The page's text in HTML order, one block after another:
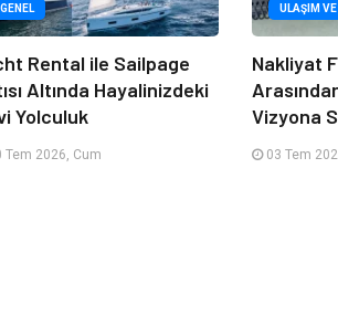
GENEL
Rental ile Sailpage
Altında Hayalinizdeki
Yolculuk
2026, Cum
ULAŞIM
Nakliyat
Vizyona
03 Tem